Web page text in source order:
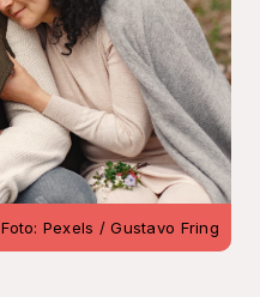
Foto: Pexels / Gustavo Fring